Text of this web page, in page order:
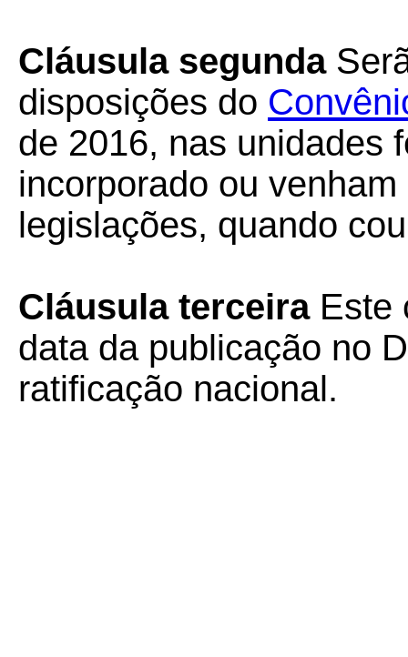
Cláusula segunda
disposições do
de 2016, nas unidades
incorporado ou
legislações, quando
Cláusula terceira Este
data da publicação no
ratificação nacional.